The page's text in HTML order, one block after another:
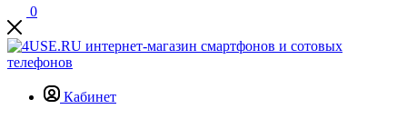
0
Кабинет